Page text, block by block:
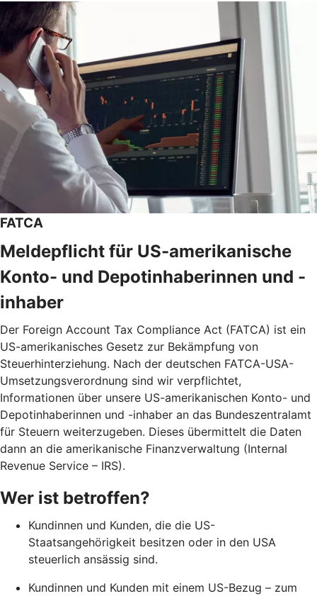
FATCA
Meldepflicht für US-amerikanische
Konto- und Depotinhaberinnen und -
inhaber
Der Foreign Account Tax Compliance Act (FATCA) ist ein
US-amerikanisches Gesetz zur Bekämpfung von
Steuerhinterziehung. Nach der deutschen FATCA-USA-
Umsetzungsverordnung sind wir verpflichtet,
Informationen über unsere US-amerikanischen Konto- und
Depotinhaberinnen und -inhaber an das Bundeszentralamt
für Steuern weiterzugeben. Dieses übermittelt die Daten
dann an die amerikanische Finanzverwaltung (Internal
Revenue Service – IRS).
Wer ist betroffen?
Kundinnen und Kunden, die die US-
Staatsangehörigkeit besitzen oder in den USA
steuerlich ansässig sind.
Kundinnen und Kunden mit einem US-Bezug – zum